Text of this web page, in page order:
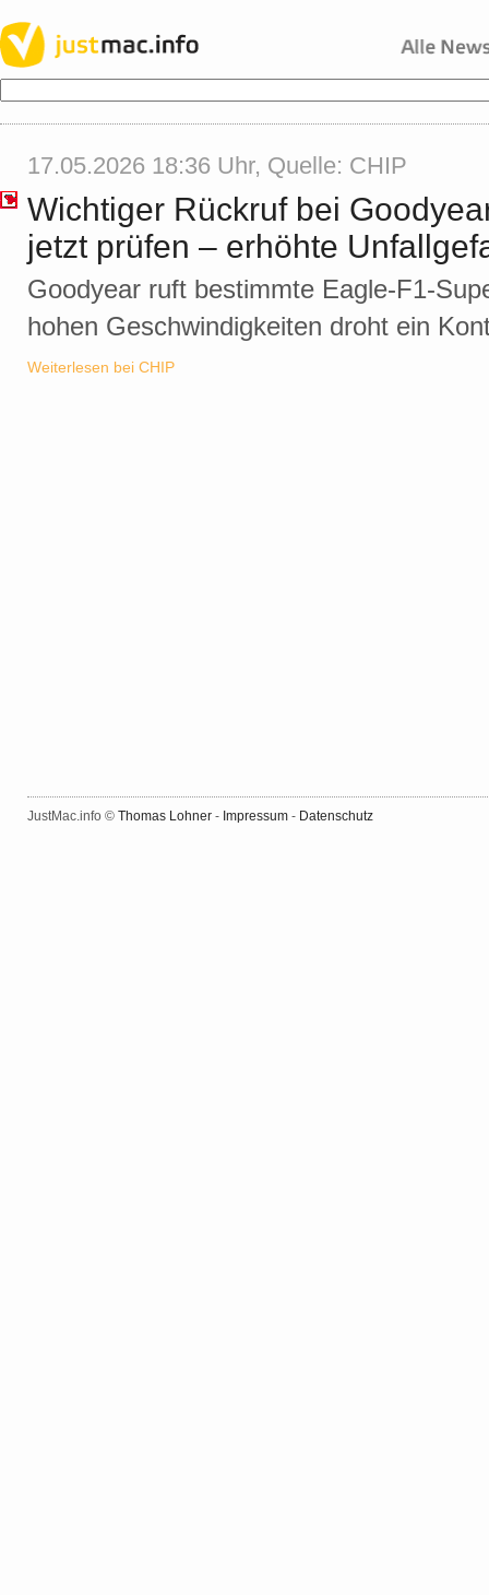
17.05.2026 18:36 Uhr, Quelle: CHIP
Wichtiger Rückruf bei
jetzt prüfen – erhöhte
Goodyear ruft bestimmte Eagle-F1-
hohen Geschwindigkeiten droht ein
Weiterlesen bei CHIP
JustMac.info © Thomas Lohner - Impressum - Datenschutz